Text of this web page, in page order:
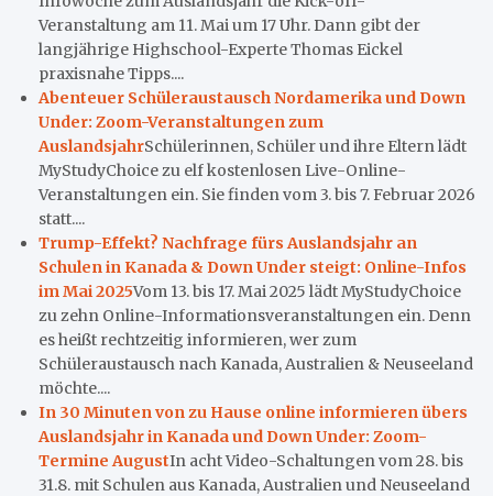
Veranstaltung am 11. Mai um 17 Uhr. Dann gibt der
langjährige Highschool-Experte Thomas Eickel
praxisnahe Tipps....
Abenteuer Schüleraustausch Nordamerika und Down
Under: Zoom-Veranstaltungen zum
AuslandsjahrSchülerinnen, Schüler und ihre Eltern lädt
MyStudyChoice zu elf kostenlosen Live-Online-
Veranstaltungen ein. Sie finden vom 3. bis 7. Februar 2026
statt....
Trump-Effekt? Nachfrage fürs Auslandsjahr an
Schulen in Kanada & Down Under steigt: Online-Infos
im Mai 2025Vom 13. bis 17. Mai 2025 lädt MyStudyChoice
zu zehn Online-Informationsveranstaltungen ein. Denn
es heißt rechtzeitig informieren, wer zum
Schüleraustausch nach Kanada, Australien & Neuseeland
möchte....
In 30 Minuten von zu Hause online informieren übers
Auslandsjahr in Kanada und Down Under: Zoom-
Termine AugustIn acht Video-Schaltungen vom 28. bis
31.8. mit Schulen aus Kanada, Australien und Neuseeland